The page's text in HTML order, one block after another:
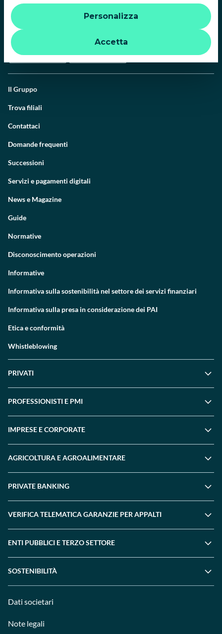
“X” le impostazioni predefinite vengono lasciate invariate e
quindi la navigazione può continuare senza cookie o altri
strumenti di tracciamento diversi da quelli tecnici. Per
ulteriori informazioni:
informativa privacy
Accetta
Personalizza
Il Gruppo
Trova filiali
Contattaci
Domande frequenti
Successioni
Servizi e pagamenti digitali
News e Magazine
Guide
Normative
Disconoscimento operazioni
Informative
Informativa sulla sostenibilità nel settore dei servizi finanziari
Informativa sulla presa in considerazione dei PAI
Etica e conformità
Whistleblowing
PRIVATI
PROFESSIONISTI E PMI
IMPRESE E CORPORATE
AGRICOLTURA E AGROALIMENTARE
PRIVATE BANKING
VERIFICA TELEMATICA GARANZIE PER APPALTI
ENTI PUBBLICI E TERZO SETTORE
SOSTENIBILITÀ
Dati societari
Note legali